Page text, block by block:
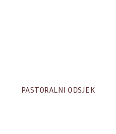
PASTORALNI ODSJEK